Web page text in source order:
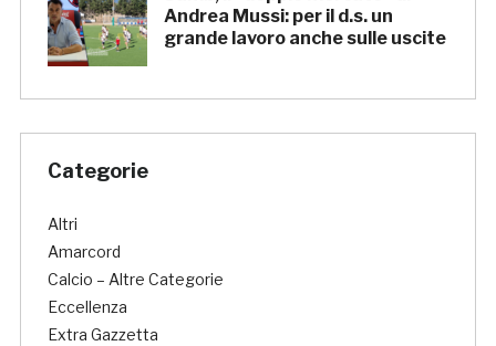
Andrea Mussi: per il d.s. un
grande lavoro anche sulle uscite
Categorie
Altri
Amarcord
Calcio – Altre Categorie
Eccellenza
Extra Gazzetta